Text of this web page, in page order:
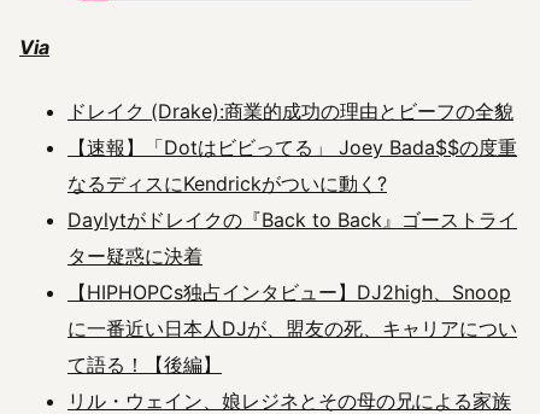
Via
ドレイク (Drake):商業的成功の理由とビーフの全貌
【速報】「Dotはビビってる」 Joey Bada$$の度重
なるディスにKendrickがついに動く?
Daylytがドレイクの『Back to Back』ゴーストライ
ター疑惑に決着
【HIPHOPCs独占インタビュー】DJ2high、Snoop
に一番近い日本人DJが、盟友の死、キャリアについ
て語る！【後編】
リル・ウェイン、娘レジネとその母の兄による家族